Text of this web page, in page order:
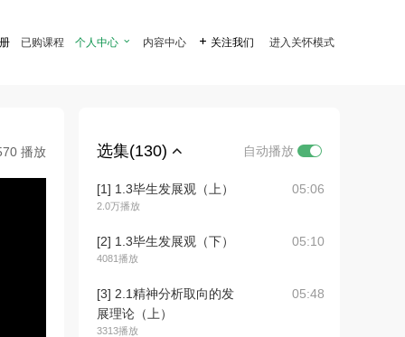
已购课程 个人中心  内容中心  关注我们 进入关怀模式
播放 选集(130) 自动播放
[1] 1.3毕生发展观（上）
2.0万播放
05:06
[2] 1.3毕生发展观（下）
4081播放
05:10
[3] 2.1精神分析取向的发
展理论（上）
3313播放
05:48